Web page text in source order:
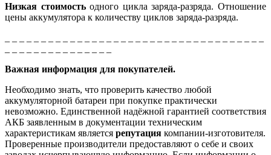
Низкая стоимостьодного цикла заряда-разряда. Отношение
цены аккумулятора к количеству циклов заряда-разряда.
Важная информация для покупателей.
Необходимо знать, что проверить качество любой
аккумуляторной батареи при покупке практически
невозможно. Единственной надёжной гарантией соответствия
АКБ заявленным в документации техническим
характеристикам является репутация компании-изготовителя.
Проверенные производители предоставляют о себе и своих